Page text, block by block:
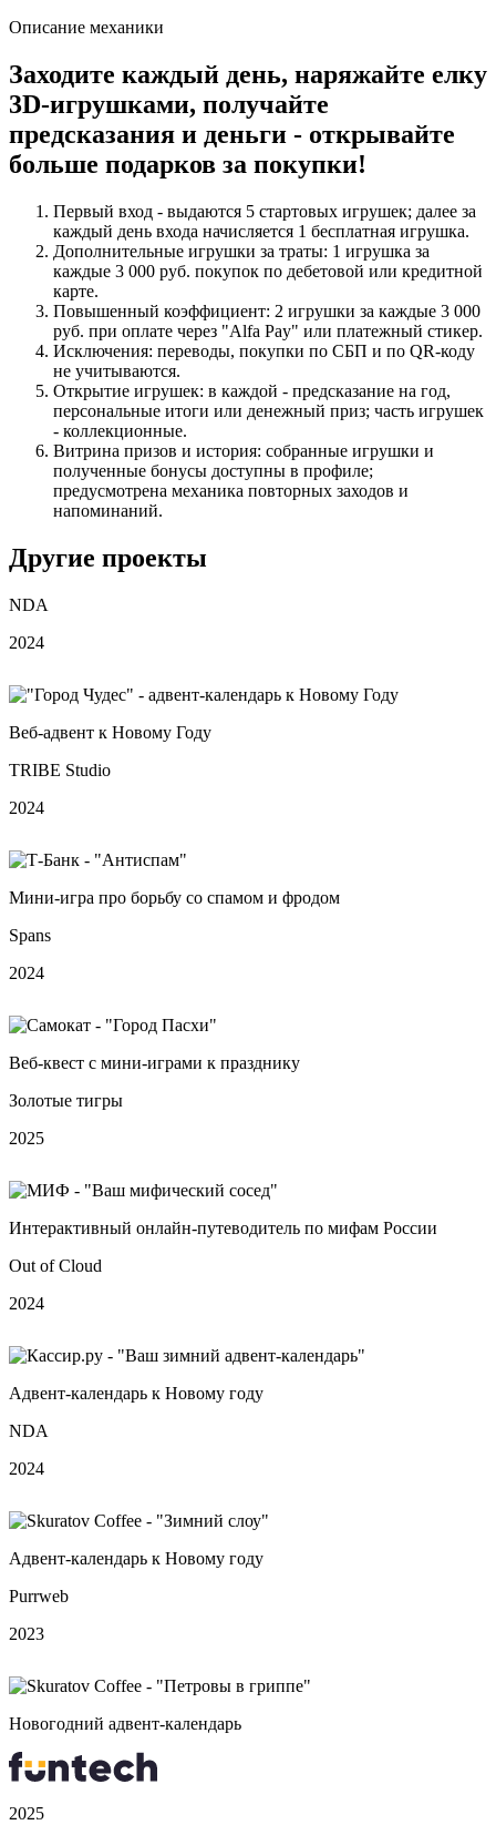
Описание механики
Заходите каждый день, наряжайте елку
3D‑игрушками, получайте
предсказания и деньги - открывайте
больше подарков за покупки!
Первый вход - выдаются 5 стартовых игрушек; далее за
каждый день входа начисляется 1 бесплатная игрушка.
Дополнительные игрушки за траты: 1 игрушка за
каждые 3 000 руб. покупок по дебетовой или кредитной
карте.
Повышенный коэффициент: 2 игрушки за каждые 3 000
руб. при оплате через "Alfa Pay" или платежный стикер.
Исключения: переводы, покупки по СБП и по QR‑коду
не учитываются.
Открытие игрушек: в каждой - предсказание на год,
персональные итоги или денежный приз; часть игрушек
- коллекционные.
Витрина призов и история: собранные игрушки и
полученные бонусы доступны в профиле;
предусмотрена механика повторных заходов и
напоминаний.
Другие проекты
NDA
2024
Веб‑адвент к Новому Году
TRIBE Studio
2024
Мини-игра про борьбу со спамом и фродом
Spans
2024
Веб‑квест с мини‑играми к празднику
Золотые тигры
2025
Интерактивный онлайн‑путеводитель по мифам России
Out of Cloud
2024
Адвент-календарь к Новому году
NDA
2024
Адвент-календарь к Новому году
Purrweb
2023
Новогодний адвент‑календарь
2025